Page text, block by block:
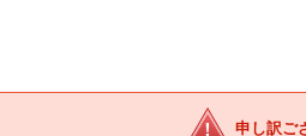
申し訳ご